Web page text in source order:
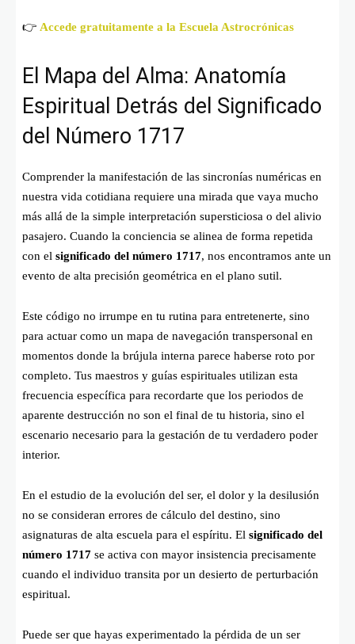
👉 Accede gratuitamente a la Escuela Astrocrónicas
El Mapa del Alma: Anatomía
Espiritual Detrás del Significado
del Número 1717
Comprender la manifestación de las sincronías numéricas en
nuestra vida cotidiana requiere una mirada que vaya mucho
más allá de la simple interpretación supersticiosa o del alivio
pasajero. Cuando la conciencia se alinea de forma repetida
con el significado del número 1717, nos encontramos ante un
evento de alta precisión geométrica en el plano sutil.
Este código no irrumpe en tu rutina para entretenerte, sino
para actuar como un mapa de navegación transpersonal en
momentos donde la brújula interna parece haberse roto por
completo. Tus maestros y guías espirituales utilizan esta
frecuencia específica para recordarte que los periodos de
aparente destrucción no son el final de tu historia, sino el
escenario necesario para la gestación de tu verdadero poder
interior.
En el estudio de la evolución del ser, el dolor y la desilusión
no se consideran errores de cálculo del destino, sino
asignaturas de alta escuela para el espíritu. El significado del
número 1717 se activa con mayor insistencia precisamente
cuando el individuo transita por un desierto de perturbación
espiritual.
Puede ser que hayas experimentado la pérdida de un ser